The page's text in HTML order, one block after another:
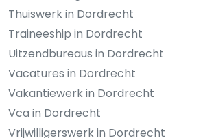
Thuiswerk in Dordrecht
Traineeship in Dordrecht
Uitzendbureaus in Dordrecht
Vacatures in Dordrecht
Vakantiewerk in Dordrecht
Vca in Dordrecht
Vrijwilligerswerk in Dordrecht